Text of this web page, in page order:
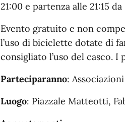
21:00 e partenza alle 21:15
Evento gratuito e non
l’uso di biciclette dotate di
consigliato l’uso del casco.
Parteciparanno:
Luogo: Piazzale Matteotti,